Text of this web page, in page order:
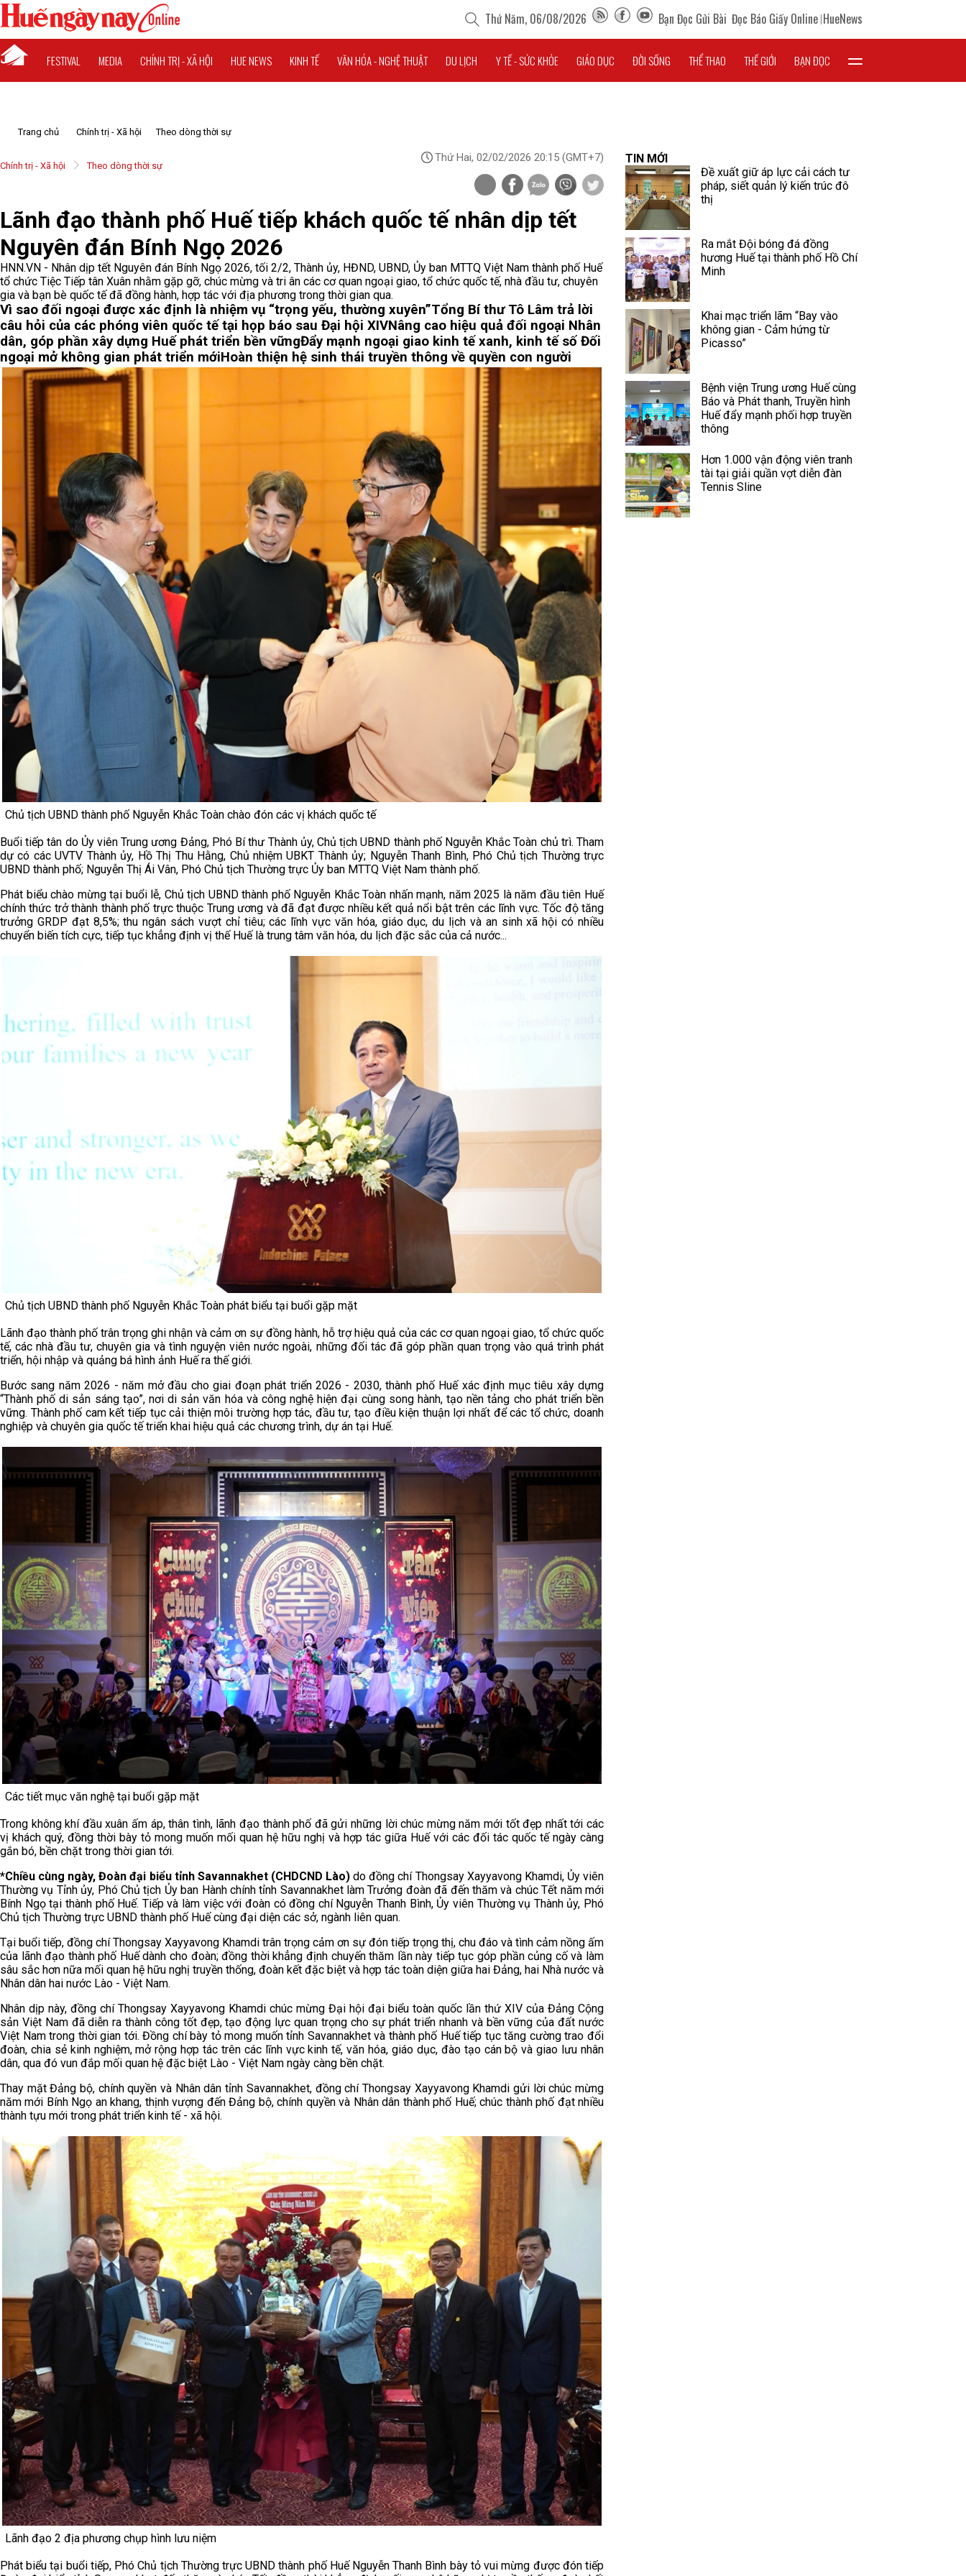
Thứ Năm, 06/08/2026 Bạn Đọc Gửi Bài Đọc Báo Giấy Online HueNews
FESTIVAL MEDIA CHÍNH TRỊ - XÃ HỘI HUE NEWS KINH TẾ VĂN HÓA - NGHỆ THUẬT DU LỊCH Y TẾ - SỨC KHỎE GIÁO DỤC ĐỜI SỐNG THỂ THAO THẾ GIỚI BẠN ĐỌC
Trang chủ Chính trị - Xã hội Theo dòng thời sự
Chính trị - Xã hội Theo dòng thời sự
Thứ Hai, 02/02/2026 20:15 (GMT+7)
Lãnh đạo thành phố Huế tiếp khách quốc tế nhân dịp tết
Nguyên đán Bính Ngọ 2026
HNN.VN - Nhân dịp tết Nguyên đán Bính Ngọ 2026, tối 2/2, Thành ủy, HĐND, UBND, Ủy ban MTTQ Việt Nam thành phố Huế
tổ chức Tiệc Tiếp tân Xuân nhằm gặp gỡ, chúc mừng và tri ân các cơ quan ngoại giao, tổ chức quốc tế, nhà đầu tư, chuyên
gia và bạn bè quốc tế đã đồng hành, hợp tác với địa phương trong thời gian qua.
Vì sao đối ngoại được xác định là nhiệm vụ “trọng yếu, thường xuyên”Tổng Bí thư Tô Lâm trả lời
câu hỏi của các phóng viên quốc tế tại họp báo sau Đại hội XIVNâng cao hiệu quả đối ngoại Nhân
dân, góp phần xây dựng Huế phát triển bền vữngĐẩy mạnh ngoại giao kinh tế xanh, kinh tế số Đối
ngoại mở không gian phát triển mớiHoàn thiện hệ sinh thái truyền thông về quyền con người
Chủ tịch UBND thành phố Nguyễn Khắc Toàn chào đón các vị khách quốc tế
Buổi tiếp tân do Ủy viên Trung ương Đảng, Phó Bí thư Thành ủy, Chủ tịch UBND thành phố Nguyễn Khắc Toàn chủ trì. Tham
dự có các UVTV Thành ủy, Hồ Thị Thu Hằng, Chủ nhiệm UBKT Thành ủy; Nguyễn Thanh Bình, Phó Chủ tịch Thường trực
UBND thành phố; Nguyễn Thị Ái Vân, Phó Chủ tịch Thường trực Ủy ban MTTQ Việt Nam thành phố.
Phát biểu chào mừng tại buổi lễ, Chủ tịch UBND thành phố Nguyễn Khắc Toàn nhấn mạnh, năm 2025 là năm đầu tiên Huế
chính thức trở thành thành phố trực thuộc Trung ương và đã đạt được nhiều kết quả nổi bật trên các lĩnh vực. Tốc độ tăng
trưởng GRDP đạt 8,5%; thu ngân sách vượt chỉ tiêu; các lĩnh vực văn hóa, giáo dục, du lịch và an sinh xã hội có nhiều
chuyển biến tích cực, tiếp tục khẳng định vị thế Huế là trung tâm văn hóa, du lịch đặc sắc của cả nước...
Chủ tịch UBND thành phố Nguyễn Khắc Toàn phát biểu tại buổi gặp mặt
Lãnh đạo thành phố trân trọng ghi nhận và cảm ơn sự đồng hành, hỗ trợ hiệu quả của các cơ quan ngoại giao, tổ chức quốc
tế, các nhà đầu tư, chuyên gia và tình nguyện viên nước ngoài, những đối tác đã góp phần quan trọng vào quá trình phát
triển, hội nhập và quảng bá hình ảnh Huế ra thế giới.
Bước sang năm 2026 - năm mở đầu cho giai đoạn phát triển 2026 - 2030, thành phố Huế xác định mục tiêu xây dựng
“Thành phố di sản sáng tạo”, nơi di sản văn hóa và công nghệ hiện đại cùng song hành, tạo nền tảng cho phát triển bền
vững. Thành phố cam kết tiếp tục cải thiện môi trường hợp tác, đầu tư, tạo điều kiện thuận lợi nhất để các tổ chức, doanh
nghiệp và chuyên gia quốc tế triển khai hiệu quả các chương trình, dự án tại Huế.
Các tiết mục văn nghệ tại buổi gặp mặt
Trong không khí đầu xuân ấm áp, thân tình, lãnh đạo thành phố đã gửi những lời chúc mừng năm mới tốt đẹp nhất tới các
vị khách quý, đồng thời bày tỏ mong muốn mối quan hệ hữu nghị và hợp tác giữa Huế với các đối tác quốc tế ngày càng
gắn bó, bền chặt trong thời gian tới.
*Chiều cùng ngày, Đoàn đại biểu tỉnh Savannakhet (CHDCND Lào)do đồng chí Thongsay Xayyavong Khamdi, Ủy viên
Thường vụ Tỉnh ủy, Phó Chủ tịch Ủy ban Hành chính tỉnh Savannakhet làm Trưởng đoàn đã đến thăm và chúc Tết năm mới
Bính Ngọ tại thành phố Huế. Tiếp và làm việc với đoàn có đồng chí Nguyễn Thanh Bình, Ủy viên Thường vụ Thành ủy, Phó
Chủ tịch Thường trực UBND thành phố Huế cùng đại diện các sở, ngành liên quan.
Tại buổi tiếp, đồng chí Thongsay Xayyavong Khamdi trân trọng cảm ơn sự đón tiếp trọng thị, chu đáo và tình cảm nồng ấm
của lãnh đạo thành phố Huế dành cho đoàn; đồng thời khẳng định chuyến thăm lần này tiếp tục góp phần củng cố và làm
sâu sắc hơn nữa mối quan hệ hữu nghị truyền thống, đoàn kết đặc biệt và hợp tác toàn diện giữa hai Đảng, hai Nhà nước và
Nhân dân hai nước Lào - Việt Nam.
Nhân dịp này, đồng chí Thongsay Xayyavong Khamdi chúc mừng Đại hội đại biểu toàn quốc lần thứ XIV của Đảng Cộng
sản Việt Nam đã diễn ra thành công tốt đẹp, tạo động lực quan trọng cho sự phát triển nhanh và bền vững của đất nước
Việt Nam trong thời gian tới. Đồng chí bày tỏ mong muốn tỉnh Savannakhet và thành phố Huế tiếp tục tăng cường trao đổi
đoàn, chia sẻ kinh nghiệm, mở rộng hợp tác trên các lĩnh vực kinh tế, văn hóa, giáo dục, đào tạo cán bộ và giao lưu nhân
dân, qua đó vun đắp mối quan hệ đặc biệt Lào - Việt Nam ngày càng bền chặt.
Thay mặt Đảng bộ, chính quyền và Nhân dân tỉnh Savannakhet, đồng chí Thongsay Xayyavong Khamdi gửi lời chúc mừng
năm mới Bính Ngọ an khang, thịnh vượng đến Đảng bộ, chính quyền và Nhân dân thành phố Huế; chúc thành phố đạt nhiều
thành tựu mới trong phát triển kinh tế - xã hội.
Lãnh đạo 2 địa phương chụp hình lưu niệm
Phát biểu tại buổi tiếp, Phó Chủ tịch Thường trực UBND thành phố Huế Nguyễn Thanh Bình bày tỏ vui mừng được đón tiếp
TIN MỚI
Đề xuất giữ áp lực cải cách tư
pháp, siết quản lý kiến trúc đô
thị
Ra mắt Đội bóng đá đồng
hương Huế tại thành phố Hồ Chí
Minh
Khai mạc triển lãm “Bay vào
không gian - Cảm hứng từ
Picasso”
Bệnh viện Trung ương Huế cùng
Báo và Phát thanh, Truyền hình
Huế đẩy mạnh phối hợp truyền
thông
Hơn 1.000 vận động viên tranh
tài tại giải quần vợt diễn đàn
Tennis Sline